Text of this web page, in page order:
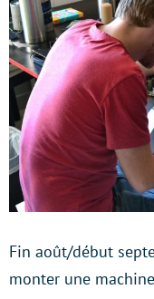
Fin août/début
monter une